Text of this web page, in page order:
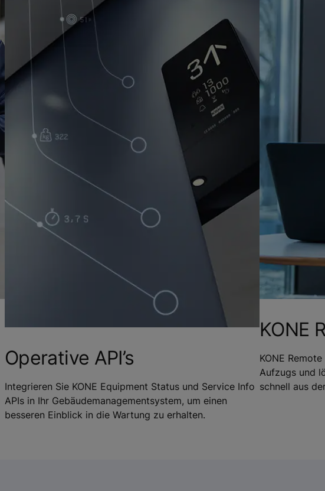
Operative API’s
Integrieren Sie KONE Equipment Status und Service Info
APIs in Ihr Gebäudemanagementsystem, um einen
besseren Einblick in die Wartung zu erhalten.
KONE
KONE
Aufzugs und
schnell aus